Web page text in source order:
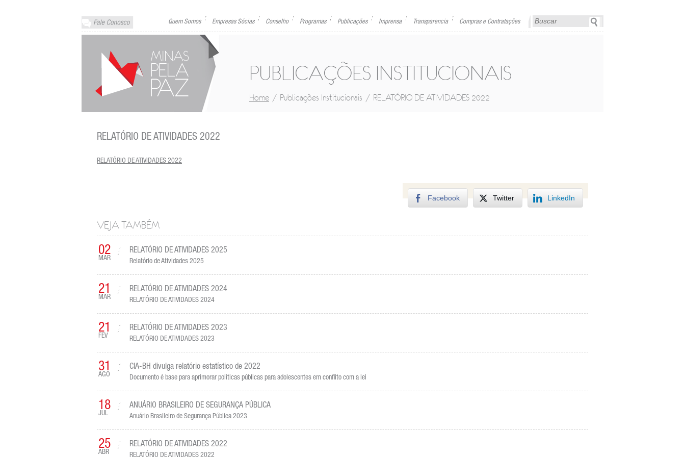
Quem Somos Empresas Sócias Conselho Programas Publicações Imprensa Transparencia Compras e Contratações
PUBLICAÇÕES INSTITUCIONAIS
Home / Publicações Institucionais / RELATÓRIO DE ATIVIDADES 2022
RELATÓRIO DE ATIVIDADES 2022
Facebook Twitter LinkedIn
RELATÓRIO DE ATIVIDADES 2022
VEJA TAMBÉM
02
MAR
RELATÓRIO DE ATIVIDADES 2025
Relatório de Atividades 2025
21
MAR
RELATÓRIO DE ATIVIDADES 2024
RELATÓRIO DE ATIVIDADES 2024
21
FEV
RELATÓRIO DE ATIVIDADES 2023
RELATÓRIO DE ATIVIDADES 2023
31
AGO
CIA-BH divulga relatório estatístico de 2022
Documento é base para aprimorar políticas públicas para adolescentes em conflito com a lei
18
JUL
ANUÁRIO BRASILEIRO DE SEGURANÇA PÚBLICA
Anuário Brasileiro de Segurança Pública 2023
25
ABR
RELATÓRIO DE ATIVIDADES 2022
RELATÓRIO DE ATIVIDADES 2022